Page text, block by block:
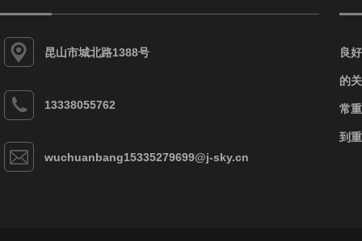
昆山市城北路1388号
13338055762
wuchuanbang15335279699@j-sky.cn
良
的
常
到